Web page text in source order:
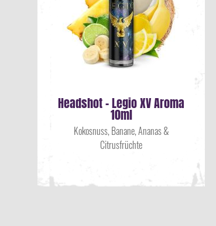
Headshot - Legio XV Aroma
10ml
Kokosnuss, Banane, Ananas &
Citrusfrüchte